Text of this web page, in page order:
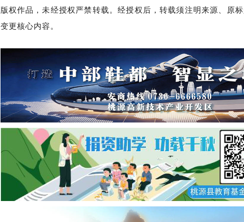
版权作品，未经授权严禁转载。经授权后，转载须注明来源、原
变更核心内容。